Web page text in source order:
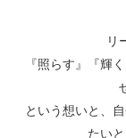
リ
『照らす』『輝
という想いと、
たい